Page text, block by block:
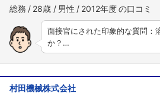
総務 28歳 男性 2012年度
面接官にされた印象的な質問：
か？…
村田機械株式会社